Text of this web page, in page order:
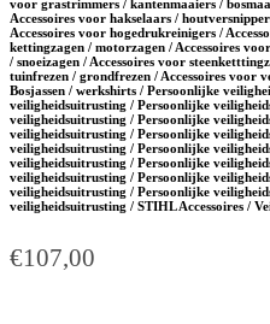
voor grastrimmers / kantenmaaiers /
Accessoires voor hakselaars /
Accessoires voor hogedrukreinigers /
kettingzagen / motorzagen / Accessoires
/ snoeizagen / Accessoires voor
tuinfrezen / grondfrezen / Accessoires voor
Bosjassen / werkshirts / Persoonlijke
veiligheidsuitrusting / Persoonlijke
veiligheidsuitrusting / Persoonlijke
veiligheidsuitrusting / Persoonlijke
veiligheidsuitrusting / Persoonlijke
veiligheidsuitrusting / Persoonlijke
veiligheidsuitrusting / Persoonlijke
veiligheidsuitrusting / Persoonlijke
veiligheidsuitrusting / STIHL Accessoires /
€107,00